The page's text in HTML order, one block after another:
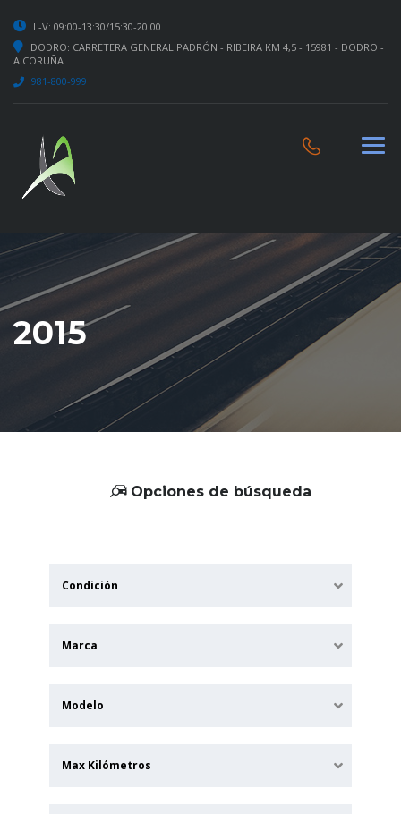
L-V: 09:00-13:30/15:30-20:00
DODRO: CARRETERA GENERAL PADRÓN - RIBEIRA KM 4,5 - 15981 - DODRO -
A CORUÑA
981-800-999
2015
Opciones de búsqueda
Condición
Marca
Modelo
Max Kilómetros